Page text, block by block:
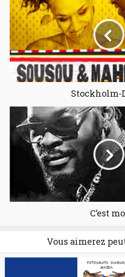
Stockholm-
C’est
Vous aimerez